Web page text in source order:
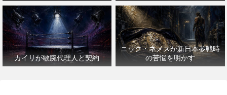
カイリが敏腕代理人と契約
ニック・ネメスが新日本参戦時
の苦悩を明かす